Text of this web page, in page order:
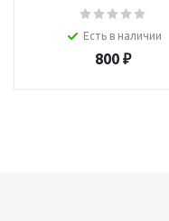
Есть в наличии
800 ₽